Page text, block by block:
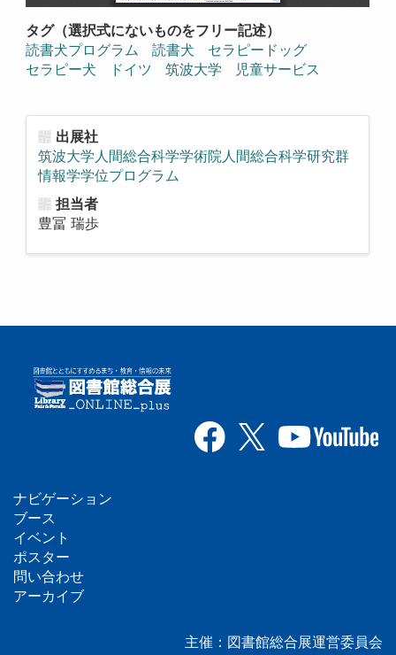
タグ（選択式にないものをフリー記述）
読書犬プログラム
読書犬
セラピードッグ
セラピー犬
ドイツ 筑波大学 児童サービス
出展社
筑波大学人間総合科学学術院人間総合科学研究群
情報学学位プログラム
担当者
豊冨 瑞歩
フ
ッ
タ
ナビゲーション
ブース
イベント
ポスター
問い合わせ
アーカイブ
主催：図書館総合展運営委員会